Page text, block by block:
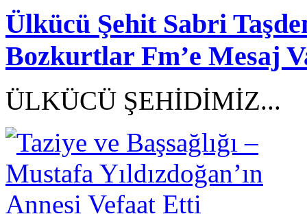
Ülkücü Şehit Sabri
Bozkurtlar Fm’e Mesaj
ÜLKÜCÜ ŞEHİDİMİZ...